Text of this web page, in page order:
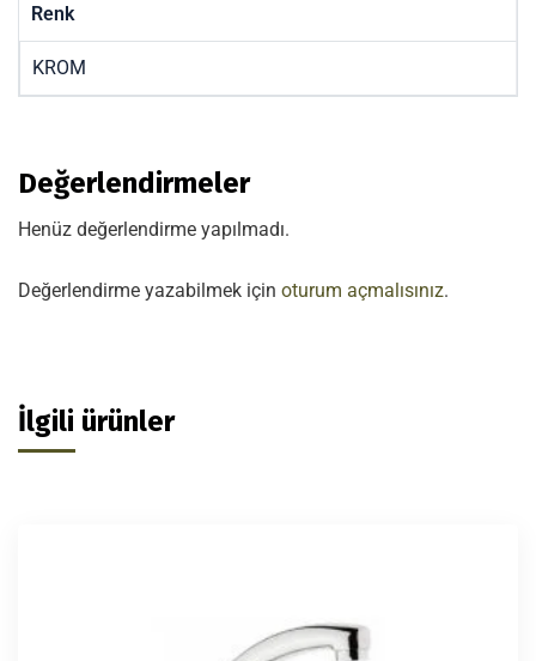
Renk
KROM
Değerlendirmeler
Henüz değerlendirme yapılmadı.
Değerlendirme yazabilmek için oturum açmalısınız.
İlgili ürünler